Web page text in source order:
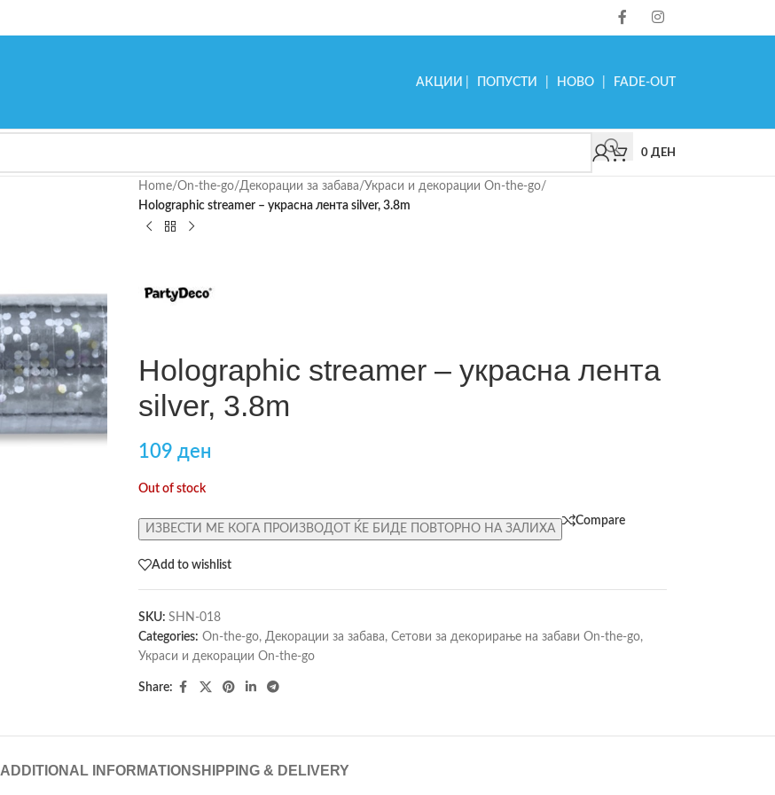
АКЦИИ ПОПУСТИ НОВО FADE-OUT
0 ДЕН
Home/On-the-go/Декорации за забава/Украси и декорации On-the-go/
Holographic streamer – украсна лента silver, 3.8m
Holographic streamer – украсна лента
silver, 3.8m
109 ден
Out of stock
ИЗВЕСТИ МЕ КОГА ПРОИЗВОДОТ ЌЕ БИДЕ ПОВТОРНО НА ЗАЛИХА
Compare
Add to wishlist
SKU: SHN-018
Categories: On-the-go, Декорации за забава, Сетови за декорирање на забави On-the-go,
Украси и декорации On-the-go
Share:
ADDITIONAL INFORMATIONSHIPPING & DELIVERY